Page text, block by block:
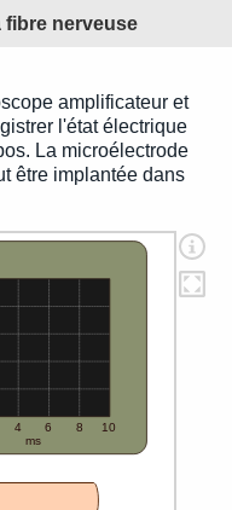
fibre nerveuse
amplificateur et
l'état électrique
La microélectrode
être implantée dans
4 6
8
ms
10